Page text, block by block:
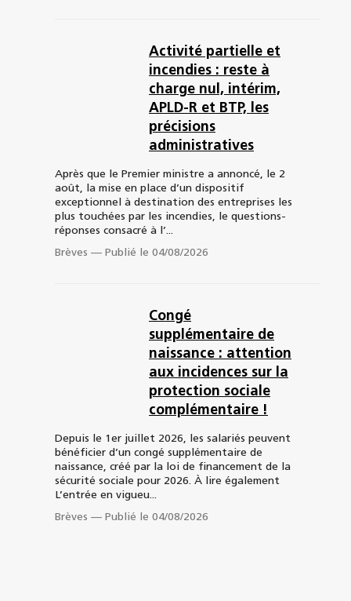
Activité partielle et
incendies : reste à
charge nul, intérim,
APLD-R et BTP, les
précisions
administratives
Après que le Premier ministre a annoncé, le 2
août, la mise en place d’un dispositif
exceptionnel à destination des entreprises les
plus touchées par les incendies, le questions-
réponses consacré à l’...
Brèves — Publié le 04/08/2026
Congé
supplémentaire de
naissance : attention
aux incidences sur la
protection sociale
complémentaire !
Depuis le 1er juillet 2026, les salariés peuvent
bénéficier d’un congé supplémentaire de
naissance, créé par la loi de financement de la
sécurité sociale pour 2026. À lire également
L’entrée en vigueu...
Brèves — Publié le 04/08/2026
Les actualités Capstan, toujours
avec vous.